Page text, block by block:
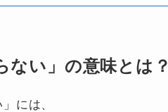
ない」の意味とは？
には、